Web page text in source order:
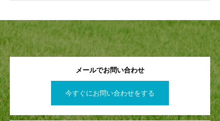
メールでお問い合わせ
今すぐにお問い合わせをする